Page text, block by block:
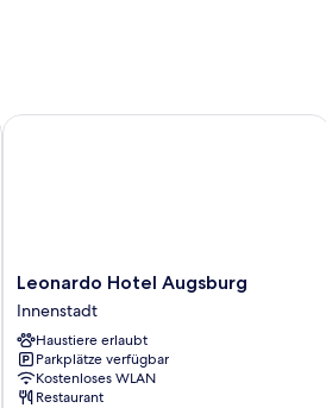
Leonardo
Hotel
Augsburg
Innenstadt
Leonardo Hotel Augsburg
Innenstadt
Haustiere erlaubt
Parkplätze verfügbar
Kostenloses WLAN
Restaurant
Leonardo Hotel Augsburg